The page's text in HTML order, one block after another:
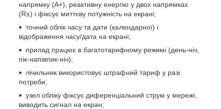
напрямку (А+), реактивну енергію у двох напрямках
(R±) і фіксує миттєву потужність на екрані;
точний облік часу та дати (календарної) і
відображення часу/дата на екрані;
прилад працює в багатотарифному режимі (день-ніч,
пік-напівпик-ніч);
лічильник використовує штрафний тариф у разі
потреби;
узел обліку фіксує диференціальний струм у мережі,
виводить сигнал на екран;